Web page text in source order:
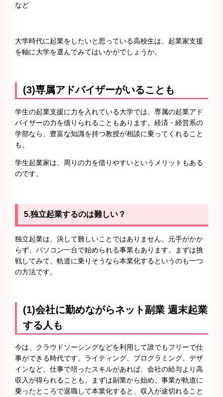
など
大学時代に起業をしたいと思っている高校生は、起業家支援
を軸に大学を選んでみてはいかがでしょうか。
(3)専属アドバイザーがいることも
学生の起業支援に力を入れている大学では、専属の起業アド
バイザーの力を借りられることもあります。経済・経営系の
学部なら、豊富な知識を持つ教授が相談に乗ってくれること
も。
学生起業家は、周りの力を借りやすいというメリットもある
のです。
5.独立起業するのは難しい？
独立起業は、決して難しいことではありません。元手がかか
らず、パソコン一台で始められる事業もあります。まずは挑
戦してみて、軌道に乗りそうなら本業化するというのも一つ
の方法です。
(1)会社に勤めながらネット副業 週末起業
する人も
今は、クラウドソーシングなどを利用して誰でもフリーで仕
事ができる時代です。ライティング、プログラミング、デザ
インなど、仕事で培ったスキルがあれば、会社の給与より高
収入が得られることも。まずは副業から始め、事業が軌道に
乗ったところで退職して本業化すると、収入が途切れること